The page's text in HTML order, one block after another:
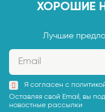
ХОРОШИЕ
Лучшие
Я согласен с
Оставляя свой Email, вы
новостные рассылки